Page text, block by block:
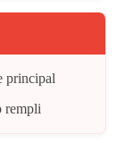
principal
rempli